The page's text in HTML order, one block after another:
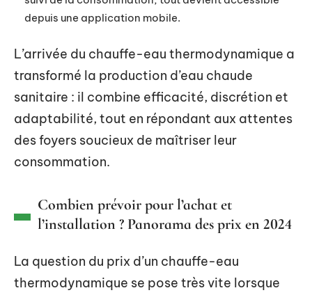
depuis une application mobile.
L’arrivée du chauffe-eau thermodynamique a
transformé la production d’eau chaude
sanitaire : il combine efficacité, discrétion et
adaptabilité, tout en répondant aux attentes
des foyers soucieux de maîtriser leur
consommation.
Combien prévoir pour l’achat et
l’installation ? Panorama des prix en 2024
La question du prix d’un chauffe-eau
thermodynamique se pose très vite lorsque